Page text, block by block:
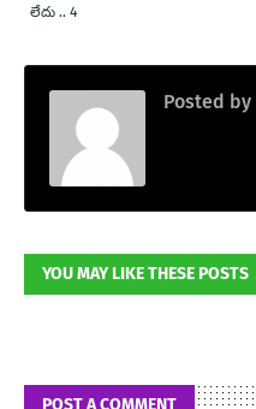
లేదు .. 4
Posted by
YOU MAY LIKE THESE POSTS
POST A COMMENT